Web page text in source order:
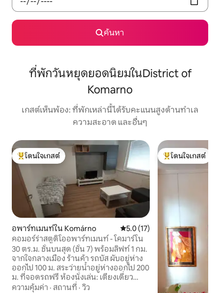
ค้นหา
ที่พักวันหยุดยอดนิยมในDistrict of
Komarno
เกสต์เห็นพ้อง: ที่พักเหล่านี้ได้รับคะแนนสูงด้านทำเล
ความสะอาด และอื่นๆ
โดนใจเกสต์ที่สุด
โดนใจเกสต์
อพาร์ทเมนท์ใน Komárno คะแนนเฉลี่ย 5.0 จาก 5, 17 รีวิว
5.0 (17)
คอมอร์ร่าสตูดิโออพาร์ทเมนท์ - โคมาร์โน
30 ตร.ม. ชั้นบนสุด (ชั้น 7) พร้อมลิฟท์ 1 กม.
จากใจกลางเมือง ร้านค้า รถบัส ผับอยู่ห่าง
ออกไป 100 ม. สระว่ายน้ำอยู่ห่างออกไป 200
ม. ที่จอดรถฟรี ห้องนั่งเล่น: เตียงเดี่ยว
สำหรับผู้ใหญ่ + โซฟามุมแบบดึงออก
ความคุ้มค่า · สถานที่ · วิว
โดนใจเกสต์ที่สุด
โดนใจเกสต์